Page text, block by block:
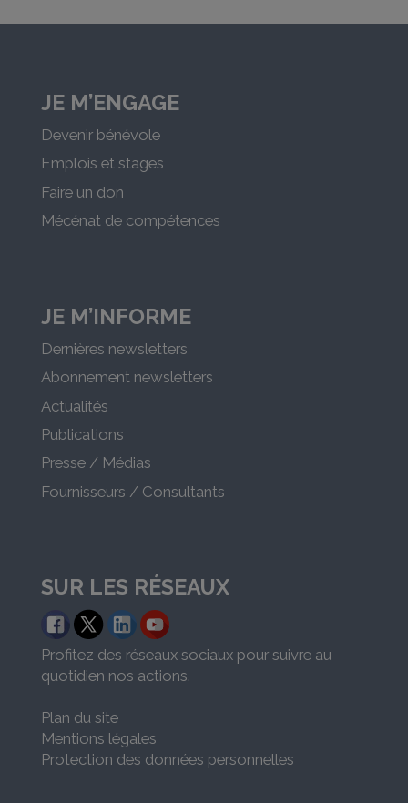
JE M’ENGAGE
Devenir bénévole
Emplois et stages
Faire un don
Mécénat de compétences
JE M’INFORME
Dernières newsletters
Abonnement newsletters
Actualités
Publications
Presse / Médias
Fournisseurs / Consultants
SUR LES RÉSEAUX
Profitez des réseaux sociaux pour suivre au
quotidien nos actions.
Plan du site
Mentions légales
Protection des données personnelles